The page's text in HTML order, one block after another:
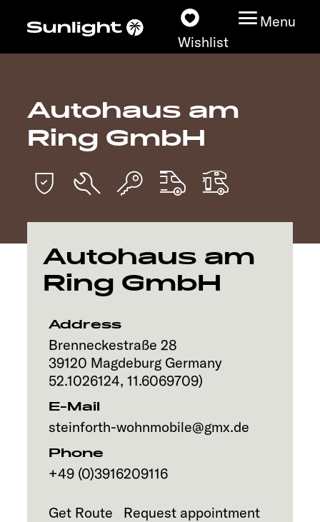
Wishlist
Menu
Models
Dealerslocator
Service
Autohaus am
Ring GmbH
Autohaus am
Ring GmbH
Address
Brenneckestraße 28
39120 Magdeburg Germany
52.1026124, 11.6069709)
E-Mail
steinforth-wohnmobile@gmx.de
Phone
+49 (0)3916209116
Get Route Request appointment